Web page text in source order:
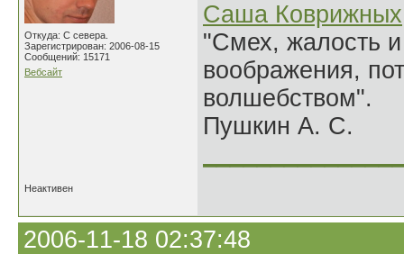
Откуда: С севера.
Зарегистрирован: 2006-08-15
Сообщений: 15171
Вебсайт
Саша Коврижных
"Смех, жалость
воображения,
волшебством".
Пушкин А. С.
Неактивен
2006-11-18 02:37:48